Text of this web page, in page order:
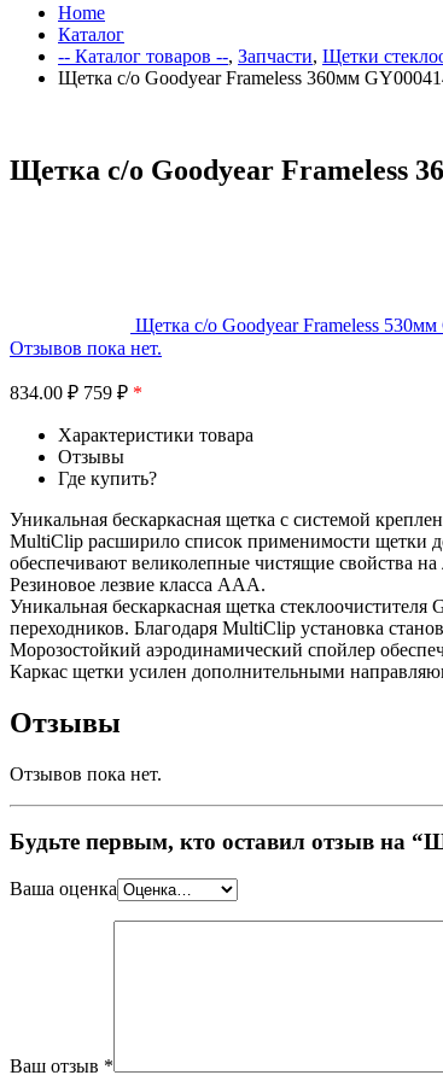
Home
Каталог
-- Каталог товаров --, Запчасти, Щетки
Щетка с/о Goodyear Frameless 360мм
Щетка с/о Goodyear Frameless
Щетка с/о Goodyear Frameless 530мм
Отзывов пока нет.
834.00 ₽ 759 ₽ *
Характеристики товара
Отзывы
Где купить?
Уникальная бескаркасная щетка с системой
MultiClip расширило список применимости щетки
обеспечивают великолепные чистящие свойства
Резиновое лезвие класса ААА.
Уникальная бескаркасная щетка
переходников. Благодаря MultiСlip установка
Морозостойкий аэродинамический спойлер
Каркас щетки усилен дополнительными
Отзывы
Отзывов пока нет.
Будьте первым, кто оставил отзыв на
Ваша оценка
Ваш отзыв *